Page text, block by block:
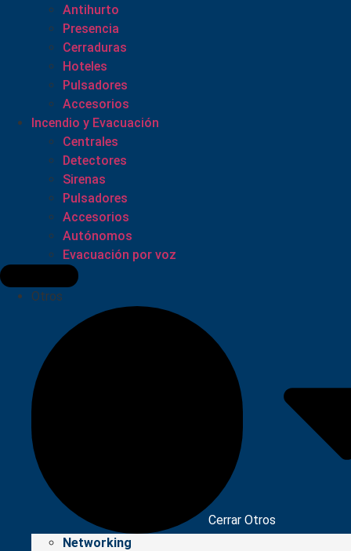
Antihurto
Presencia
Cerraduras
Hoteles
Pulsadores
Accesorios
Incendio y Evacuación
Centrales
Detectores
Sirenas
Pulsadores
Accesorios
Autónomos
Evacuación por voz
Otros
Cerrar Otros
Networking